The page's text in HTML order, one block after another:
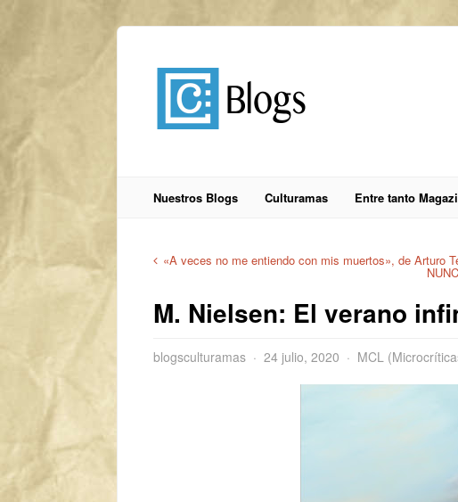
Nuestros Blogs Culturamas Entre tanto
«A veces no me entiendo con mis muertos», de Arturo
M. Nielsen: El verano
blogsculturamas 24 julio, 2020 MCL